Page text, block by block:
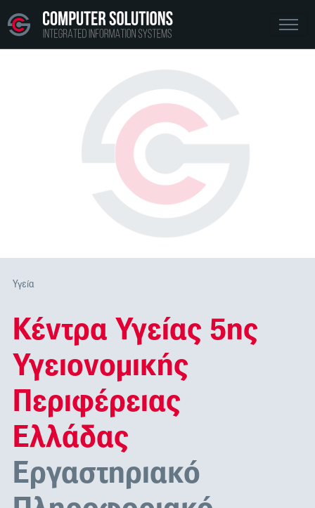
Υγεία
Κέντρα Υγείας 5ης
Υγειονομικής
Περιφέρειας
Ελλάδας
Εργαστηριακό